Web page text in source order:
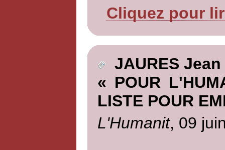
Cliquez pour
JAURES Jean
« POUR
LISTE POUR
L'Humanit, 09